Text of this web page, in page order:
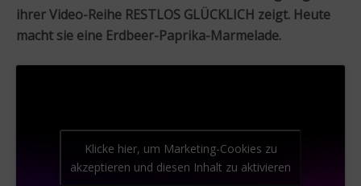
ihrer Video-Reihe RESTLOS GLÜCKLICH zeigt. Heute
macht sie eine Erdbeer-Paprika-Marmelade.
Klicke hier, um Marketing-Cookies zu
akzeptieren und diesen Inhalt zu aktivieren